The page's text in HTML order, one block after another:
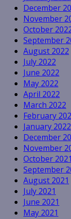
December
November
October
September
August 2022
July 2022
June 2022
May 2022
April 2022
March 2022
February
January 2022
December
November
October 2021
September
August 2021
July 2021
June 2021
May 2021